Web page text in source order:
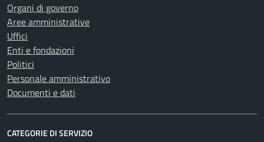
Organi di governo
Aree amministrative
Uffici
Enti e fondazioni
Politici
Personale amministrativo
Documenti e dati
CATEGORIE DI SERVIZIO